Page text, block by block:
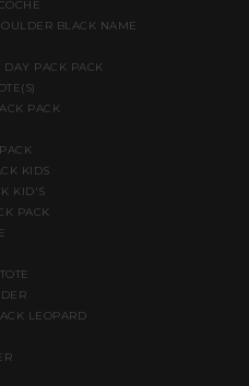
BLACK NAME
DAY PACK PACK
PACK
KIDS
KID'S
PACK
LEOPARD